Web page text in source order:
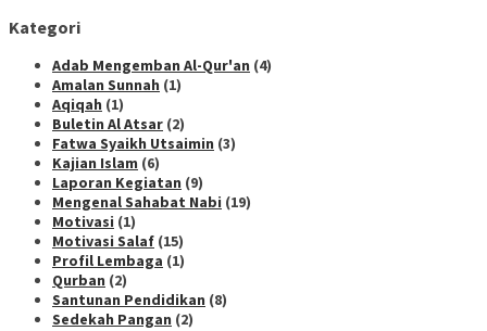
Kategori
Adab Mengemban Al-Qur'an (4)
Amalan Sunnah (1)
Aqiqah (1)
Buletin Al Atsar (2)
Fatwa Syaikh Utsaimin (3)
Kajian Islam (6)
Laporan Kegiatan (9)
Mengenal Sahabat Nabi (19)
Motivasi (1)
Motivasi Salaf (15)
Profil Lembaga (1)
Qurban (2)
Santunan Pendidikan (8)
Sedekah Pangan (2)